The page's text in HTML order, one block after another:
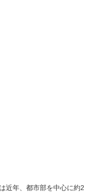
近年、都市部を中心に約2